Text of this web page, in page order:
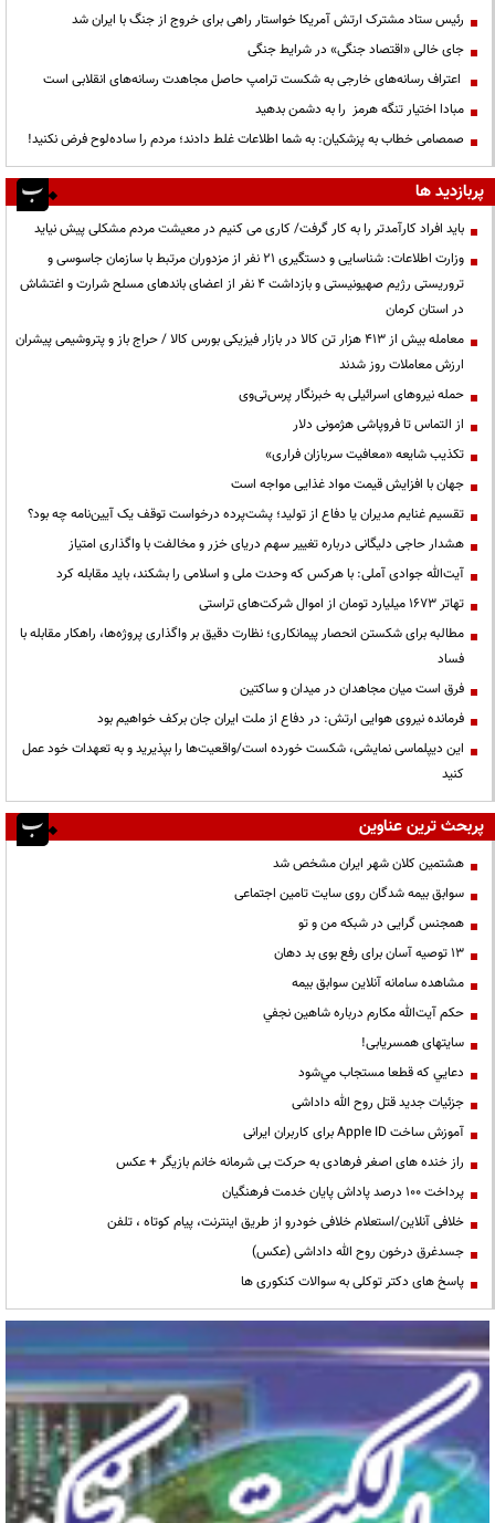
رئیس ستاد مشترک ارتش آمریکا خواستار راهی برای خروج از جنگ با ایران شد
جای خالی «اقتصاد جنگی» در شرایط جنگی
اعتراف رسانه‌های خارجی به شکست ترامپ حاصل مجاهدت رسانه‌های انقلابی است
مبادا اختیار تنگه هرمز را به دشمن بدهید
صمصامی خطاب به پزشکیان: به شما اطلاعات غلط دادند؛ مردم را ساده‌لوح فرض نکنید!
پربازدید ها
باید افراد کارآمدتر را به کار گرفت/ کاری می کنیم در معیشت مردم مشکلی پیش نیاید
وزارت اطلاعات: شناسایی و دستگیری ۲۱ نفر از مزدوران مرتبط با سازمان جاسوسی و
تروریستی رژیم صهیونیستی و بازداشت ۴ نفر از اعضای باندهای مسلح شرارت و اغتشاش
در استان کرمان
معامله بیش از ۴۱۳ هزار تن کالا در بازار فیزیکی بورس کالا / حراج باز و پتروشیمی پیشران
ارزش معاملات روز شدند
حمله نیروهای اسرائیلی به خبرنگار پرس‌تی‌وی
از التماس تا فروپاشی هژمونی دلار
تکذیب شایعه «معافیت سربازان فراری»
جهان با افزایش قیمت مواد غذایی مواجه است
تقسیم غنایم مدیران یا دفاع از تولید؛ پشت‌پرده درخواست توقف یک آیین‌نامه چه بود؟
هشدار حاجی دلیگانی درباره تغییر سهم دریای خزر و مخالفت با واگذاری امتیاز
آیت‌الله جوادی آملی: با هرکس که وحدت ملی و اسلامی را بشکند، باید مقابله کرد
تهاتر ۱۶۷۳ میلیارد تومان از اموال شرکت‌های تراستی
مطالبه برای شکستن انحصار پیمانکاری؛ نظارت دقیق بر واگذاری پروژه‌ها، راهکار مقابله با
فساد
فرق است میان مجاهدان در میدان و ساکتین
فرمانده نیروی هوایی ارتش: در دفاع از ملت ایران جان برکف خواهیم بود
این دیپلماسی نمایشی، شکست خورده است/واقعیت‌ها را بپذیرید و به تعهدات خود عمل
کنید
پربحث ترین عناوین
هشتمین کلان شهر ایران مشخص شد
سوابق بیمه شدگان روی سایت تامین اجتماعی
همجنس گرایی در شبکه من و تو
13 توصیه آسان برای رفع بوی بد دهان
مشاهده سامانه آنلاين سوابق بیمه
حكم آيت‌الله مكارم درباره شاهين نجفي
سایتهای همسریابی!
دعايي كه قطعا مستجاب مي‌شود
جزئیات جدید قتل روح الله داداشی
آموزش ساخت Apple ID برای کاربران ایرانی
راز خنده های اصغر فرهادی به حرکت بی شرمانه خانم بازیگر + عکس
پرداخت ۱۰۰ درصد پاداش پایان خدمت فرهنگیان
خلافی آنلاین/استعلام خلافی خودرو از طریق اینترنت، پیام کوتاه ، تلفن
جسدغرق درخون روح الله داداشی (عکس)
پاسخ های دکتر توکلی به سوالات کنکوری ها